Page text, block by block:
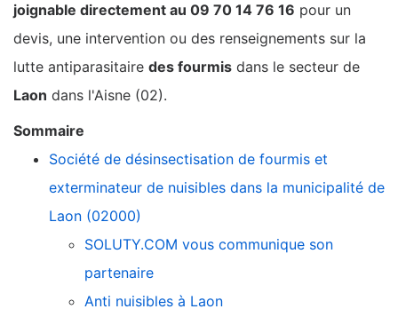
joignable directement au 09 70 14 76 16 pour un
devis, une intervention ou des renseignements sur la
lutte antiparasitaire des fourmis dans le secteur de
Laon dans l'Aisne (02).
Sommaire
Société de désinsectisation de fourmis et
exterminateur de nuisibles dans la municipalité de
Laon (02000)
SOLUTY.COM vous communique son
partenaire
Anti nuisibles à Laon